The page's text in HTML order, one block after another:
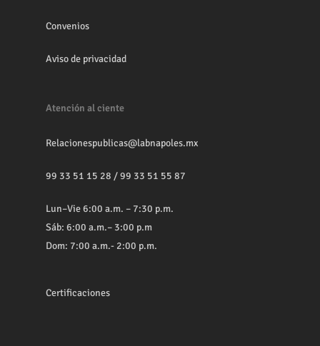
Convenios
Aviso de privacidad
Atención al ciente
Relacionespublicas@labnapoles.mx
99 33 51 15 28 /99 33 51 55 87
Lun–Vie 6:00 a.m. – 7:30 p.m.
Sáb: 6:00 a.m.– 3:00 p.m
Dom: 7:00 a.m.- 2:00 p.m.
Certificaciones